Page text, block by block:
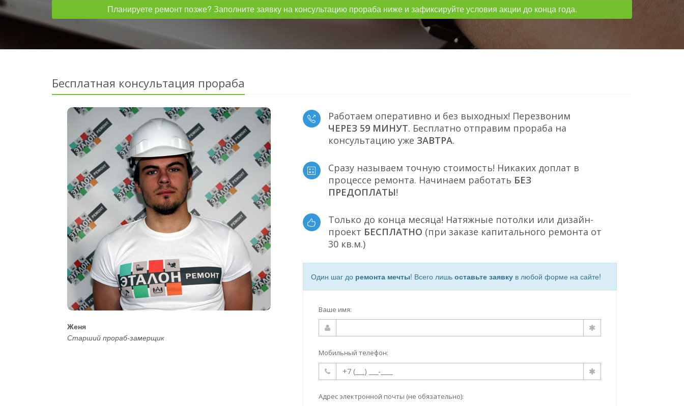
Планируете ремонт позже? Заполните заявку на консультацию прораба ниже и зафиксируйте условия акции до конца года.
Бесплатная консультация прораба
Женя
Старший прораб-замерщик
Работаем оперативно и без выходных! Перезвоним
ЧЕРЕЗ 59 МИНУТ. Бесплатно отправим прораба на
консультацию уже ЗАВТРА.
Сразу называем точную стоимость! Никаких доплат в
процессе ремонта. Начинаем работать БЕЗ
ПРЕДОПЛАТЫ!
Только до конца месяца! Натяжные потолки или дизайн-
проект БЕСПЛАТНО (при заказе капитального ремонта от
30 кв.м.)
Один шаг до ремонта мечты! Всего лишь оставьте заявкув любой форме на сайте!
Ваше имя:
Мобильный телефон:
Адрес электронной почты (не обязательно):